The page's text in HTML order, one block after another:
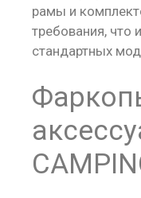
рамы и
требования, что
стандартных